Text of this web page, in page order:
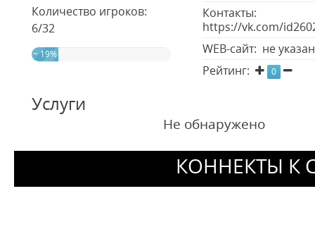
Количество игроков:
6/32
~ 19%
Контакты:
https://vk.com/
WEB-сайт: не
Рейтинг:
0
Услуги
Не обнаружено
КОННЕКТЫ К